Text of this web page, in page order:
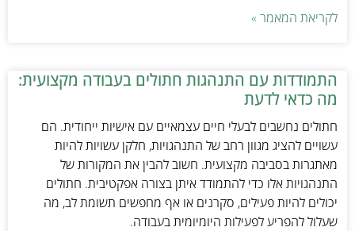
לקריאת המאמר »
התמודדות עם התנהגות חתולים בעבודה מקצועית:
מה כדאי לדעת
חתולים נחשבים לבעלי חיים עצמאיים עם אישיות ייחודית. הם
עשויים להציג מגוון רחב של התנהגויות, חלקן עשויות להיות
מאתגרות בסביבה מקצועית. חשוב להבין את המקורות של
התנהגויות אלו כדי להתמודד איתן בצורה אפקטיבית. חתולים
יכולים להיות פעילים, סקרנים או אף מחפשים תשומת לב, מה
שעלול להפריע לפעילות היומיומית בעבודה.